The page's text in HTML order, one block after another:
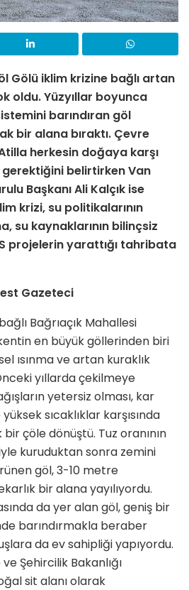
Gölü iklim krizine bağlı artan
oldu. Yüzyıllar boyunca
barındıran göl
bir alana bıraktı. Çevre
herkesin doğaya karşı
belirtirken Van
Başkanı Ali Kalçık ise
krizi, su politikalarının
su kaynaklarının bilinçsiz
projelerin yarattığı tahribata
Gazeteci
Bağrıaçık Mahallesi
en büyük göllerinden biri
ısınma ve artan kuraklık
yıllarda çekilmeye
yetersiz olması, kar
sıcaklıklar karşısında
çöle dönüştü. Tuz oranının
kuruduktan sonra zemini
göl, 3-10 metre
bir alana yayılıyordu.
da yer alan göl, geniş bir
barındırmakla beraber
da ev sahipliği yapıyordu.
Şehircilik Bakanlığı
sit alanı olarak